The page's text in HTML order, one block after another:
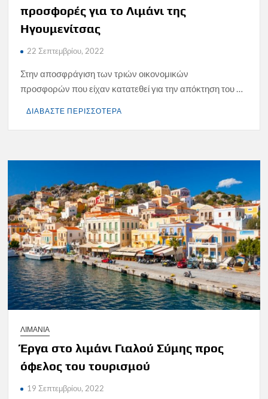
προσφορές για το Λιμάνι της
Ηγουμενίτσας
22 Σεπτεμβρίου, 2022
Στην αποσφράγιση των τριών οικονομικών
προσφορών που είχαν κατατεθεί για την απόκτηση του …
ΔΙΑΒΑΣΤΕ ΠΕΡΙΣΣΟΤΕΡΑ
ΛΙΜΑΝΙΑ
Έργα στο λιμάνι Γιαλού Σύμης προς
όφελος του τουρισμού
19 Σεπτεμβρίου, 2022